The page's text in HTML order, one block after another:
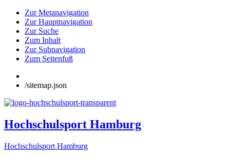
Zur Metanavigation
Zur Hauptnavigation
Zur Suche
Zum Inhalt
Zur Subnavigation
Zum Seitenfuß
/sitemap.json
Hochschulsport Hamburg
Hochschulsport Hamburg